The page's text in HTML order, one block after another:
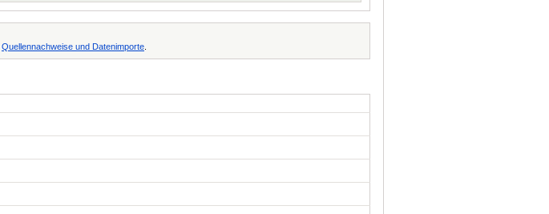
Quellennachweise und Datenimporte